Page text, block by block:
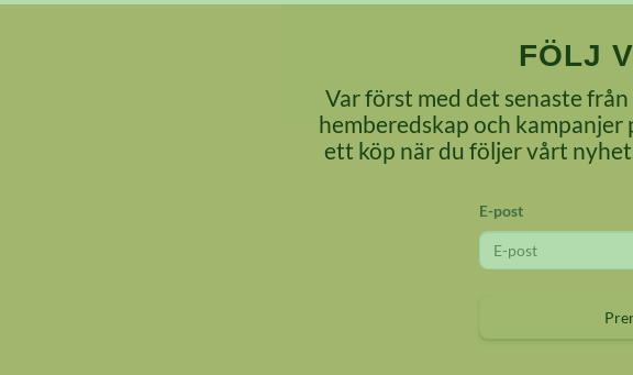
FÖLJ
Var först med det senaste
hemberedskap och
ett köp när du följer vårt
E-post